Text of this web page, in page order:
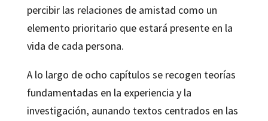
percibir las relaciones de amistad como un
elemento prioritario que estará presente en la
vida de cada persona.
A lo largo de ocho capítulos se recogen teorías
fundamentadas en la experiencia y la
investigación, aunando textos centrados en las